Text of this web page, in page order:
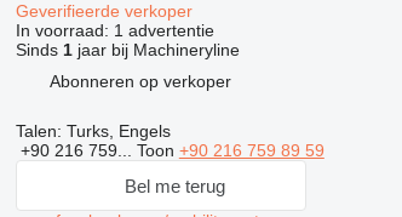
Geverifieerde verkoper
In voorraad: 1 advertentie
Sinds 1jaar bij Machineryline
Abonneren op verkoper
Talen: Turks, Engels
+90 216 759... Toon +90 216 759 89 59
Bel me terug